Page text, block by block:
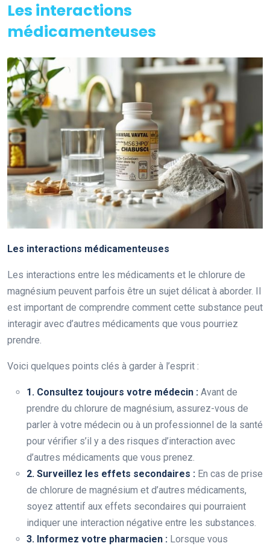
Les interactions
médicamenteuses
Les interactions médicamenteuses
Les interactions entre les médicaments et le chlorure de
magnésium peuvent parfois être un sujet délicat à aborder. Il
est important de comprendre comment cette substance peut
interagir avec d’autres médicaments que vous pourriez
prendre.
Voici quelques points clés à garder à l’esprit :
1. Consultez toujours votre médecin : Avant de
prendre du chlorure de magnésium, assurez-vous de
parler à votre médecin ou à un professionnel de la santé
pour vérifier s’il y a des risques d’interaction avec
d’autres médicaments que vous prenez.
2. Surveillez les effets secondaires : En cas de prise
de chlorure de magnésium et d’autres médicaments,
soyez attentif aux effets secondaires qui pourraient
indiquer une interaction négative entre les substances.
3. Informez votre pharmacien : Lorsque vous